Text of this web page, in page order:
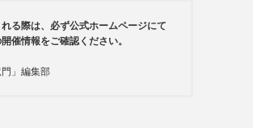
れる際は、必ず公式ホームページにて
催情報をご確認ください。
門」編集部